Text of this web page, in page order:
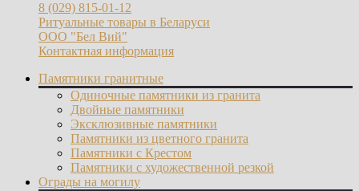
8 (029) 815-01-12
Ритуальные товары в Беларуси
ООО "Бел Вий"
Контактная информация
Памятники гранитные
Одиночные памятники из гранита
Двойные памятники
Эксклюзивные памятники
Памятники из цветного гранита
Памятники с Крестом
Памятники с художественной резкой
Ограды на могилу